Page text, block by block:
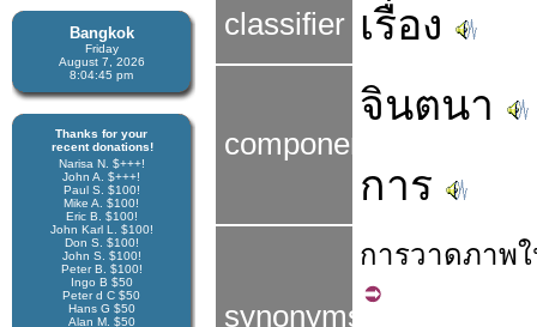
Bangkok
Friday
August 7, 2026
8:04:46 pm
Thanks for your
recent donations!
Narisa N. $+++!
John A. $+++!
Paul S. $100!
Mike A. $100!
Eric B. $100!
John Karl L. $100!
Don S. $100!
John S. $100!
Peter B. $100!
Ingo B $50
Peter d C $50
Hans G $50
Alan M. $50
classifier เรื่อง
components
จินตนา
การ
synonyms
การวาดภาพ